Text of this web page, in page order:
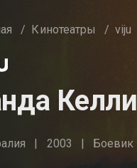
/ Кинотеатры / viju
Келли
2003 Боевик